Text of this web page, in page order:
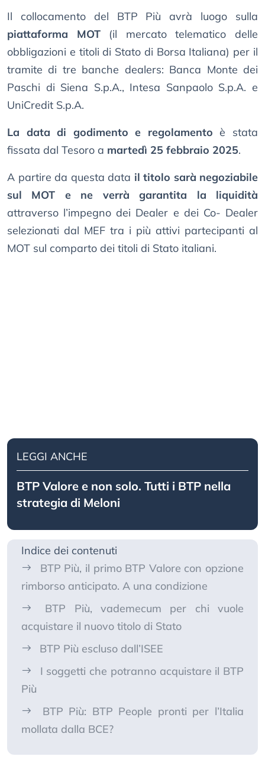
Il collocamento del BTP Più avrà luogo sulla
piattaforma MOT(il mercato telematico delle
obbligazioni e titoli di Stato di Borsa Italiana) per il
tramite di tre banche dealers: Banca Monte dei
Paschi di Siena S.p.A., Intesa Sanpaolo S.p.A. e
UniCredit S.p.A.
La data di godimento e regolamento è stata
fissata dal Tesoro a martedì 25 febbraio 2025.
A partire da questa data il titolo sarà negoziabile
sul MOT e ne verrà garantita la liquidità
attraverso l’impegno dei Dealer e dei Co- Dealer
selezionati dal MEF tra i più attivi partecipanti al
MOT sul comparto dei titoli di Stato italiani.
LEGGI ANCHE
BTP Valore e non solo. Tutti i BTP nella
strategia di Meloni
Indice dei contenuti
BTP Più, il primo BTP Valore con opzione
rimborso anticipato. A una condizione
BTP Più, vademecum per chi vuole
acquistare il nuovo titolo di Stato
BTP Più escluso dall’ISEE
I soggetti che potranno acquistare il BTP
Più
BTP Più: BTP People pronti per l’Italia
mollata dalla BCE?